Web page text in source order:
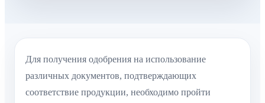
Для получения одобрения на использование
различных документов, подтверждающих
соответствие продукции, необходимо пройти